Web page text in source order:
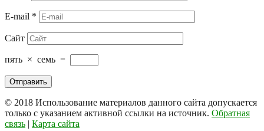
E-mail *
Сайт
пять × семь =
© 2018 Использование материалов данного сайта допускается
только с указанием активной ссылки на источник. Обратная
связь | Карта сайта